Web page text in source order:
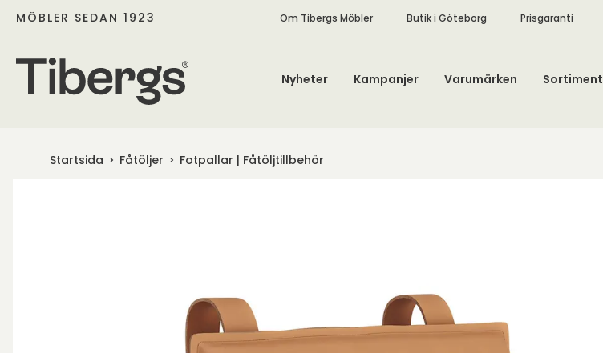
MÖBLER SEDAN 1923 Om Tibergs Möbler Butik i Göteborg Prisgaranti
Nyheter Kampanjer Varumärken Sortiment
Startsida Fåtöljer Fotpallar | Fåtöljtillbehör